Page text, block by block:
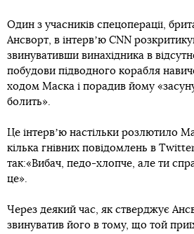
Один з учасників спецоперації,
Ансворт, в інтервʼю СNN
звинувативши винахідника в
побудови підводного корабля
ходом Маска і порадив йому
болить».
Це інтервʼю настільки розлютило
кілька гнівних повідомлень в
так:«Вибач, педо-хлопче, але ти
це».
Через деякий час, як стверджує
звинуватив його в тому, що той